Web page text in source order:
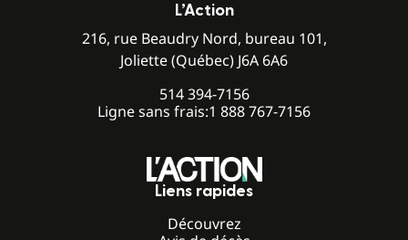
L’Action
216, rue Beaudry Nord, bureau 101,
Joliette (Québec) J6A 6A6
514 394-7156
Ligne sans frais:1 888 767-7156
Liens rapides
Découvrez